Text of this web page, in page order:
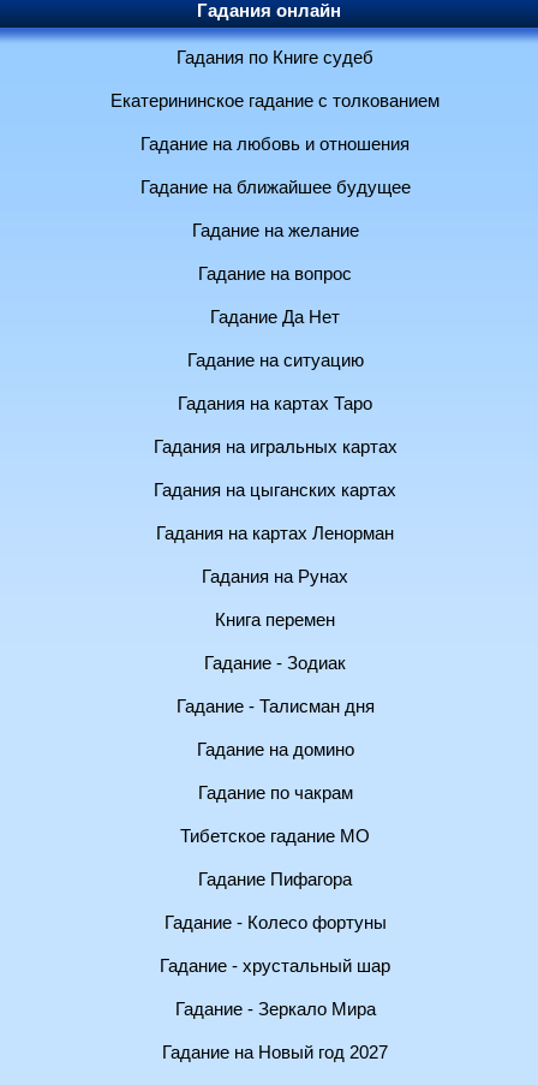
Гадания онлайн
Гадания по Книге судеб
Екатерининское гадание с толкованием
Гадание на любовь и отношения
Гадание на ближайшее будущее
Гадание на желание
Гадание на вопрос
Гадание Да Нет
Гадание на ситуацию
Гадания на картах Таро
Гадания на игральных картах
Гадания на цыганских картах
Гадания на картах Ленорман
Гадания на Рунах
Книга перемен
Гадание - Зодиак
Гадание - Талисман дня
Гадание на домино
Гадание по чакрам
Тибетское гадание МО
Гадание Пифагора
Гадание - Колесо фортуны
Гадание - хрустальный шар
Гадание - Зеркало Мира
Гадание на Новый год 2027